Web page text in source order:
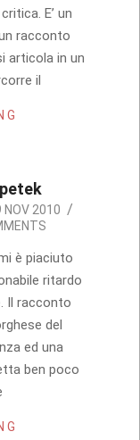
E’ un
racconto
articola in un
il
NOV 2010
è piaciuto
ritardo
Il racconto
del
ed una
ben poco